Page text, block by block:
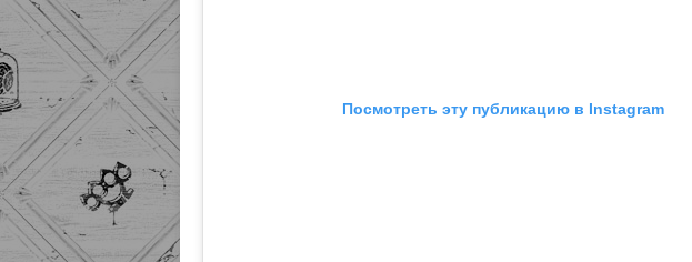
Посмотреть эту публикацию в Instagram